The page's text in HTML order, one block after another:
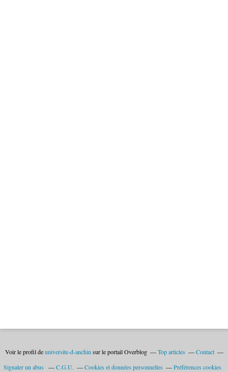
Voir le profil deuniversite-d-anchin sur le portail Overblog Top articles
Contact
Signaler un abus
C.G.U. Cookies et données personnelles Préférences cookies